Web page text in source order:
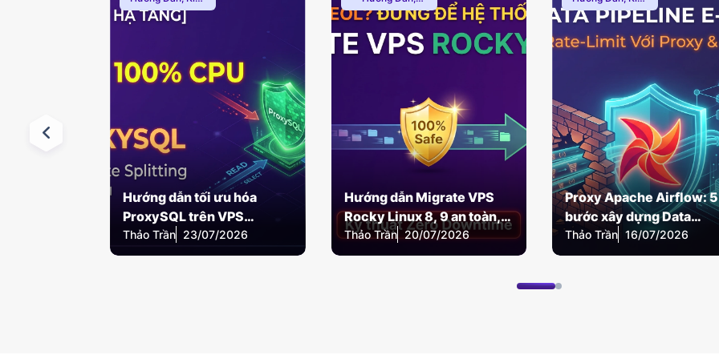
Thức Proxy
Thảo Trần 23/07/2026
Hướng dẫn tối ưu hóa
ProxySQL trên VPS
Ubuntu để giải quyết
nghẽn cổ chai Database
Mạng Internnet
Thảo Trần 20/07/2026
Hướng dẫn Migrate VPS
Rocky Linux 8, 9 an toàn,
Zero Downtime
Thức Proxy,
Thảo Trần 16/07/2026
Proxy Apache Airflow: 5
bước xây dựng Data
Pipeline E-commerce
chống Rate-limit